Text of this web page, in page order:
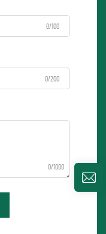
0/100
0/200
0/1000